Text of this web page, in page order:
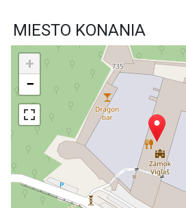
MIESTO KONANIA
+
−